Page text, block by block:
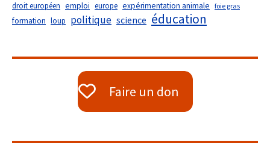
droit européen emploi europe expérimentation animale foie gras
formation loup politique science éducation
Faire un don